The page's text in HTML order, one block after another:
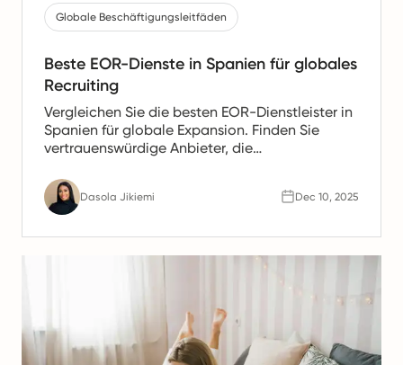
Globale Beschäftigungsleitfäden
Beste EOR-Dienste in Spanien für globales
Recruiting
Vergleichen Sie die besten EOR-Dienstleister in
Spanien für globale Expansion. Finden Sie
vertrauenswürdige Anbieter, die
Unterstützung für spanische Teams anbieten.
Dasola Jikiemi Dec 10, 2025